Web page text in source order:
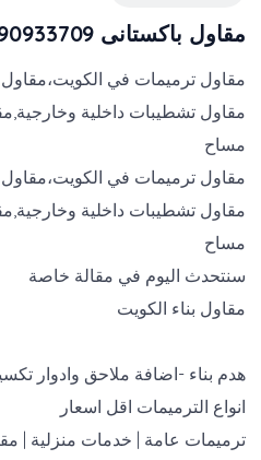
مقاول باكستانى 90933709
مقاول ترميمات في
مقاول تشطيبات داخلية
مساح
مقاول ترميمات في
مقاول تشطيبات داخلية
مساح
سنتحدث اليوم في مقالة خاصة
مقاول بناء الكويت
هدم بناء -اضافة ملاحق وادوار
انواع الترميمات اقل اسعار
ترميمات عامة | خدمات منزلية |